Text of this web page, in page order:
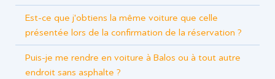
Est-ce que j'obtiens la même voiture que celle
présentée lors de la confirmation de la réservation ?
Puis-je me rendre en voiture à Balos ou à tout autre
endroit sans asphalte ?